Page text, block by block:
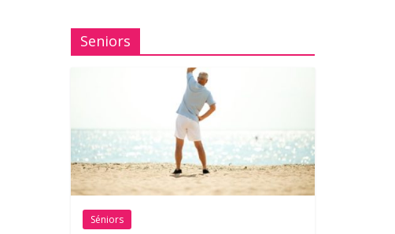
Seniors
Séniors